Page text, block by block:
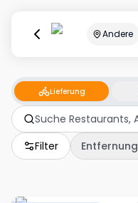
Andere
Lieferung
Filter Entfernung